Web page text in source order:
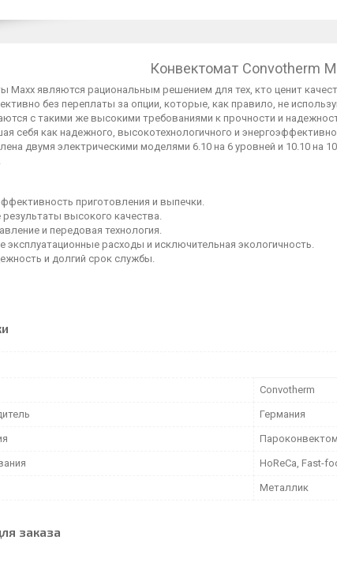
Конвектомат Convotherm
Maxx являются рациональным решением для тех, кто ценит
без переплаты за опции, которые, как правило, не
с такими же высокими требованиями к прочности и
себя как надежного, высокотехнологичного и
двумя электрическими моделями 6.10 на 6 уровней и 10.10 на
приготовления и выпечки.
высокого качества.
и передовая технология.
эксплуатационные расходы и исключительная экологичность.
и долгий срок службы.
Convotherm
Германия
HoReCa, Fast-
Металлик
заказа